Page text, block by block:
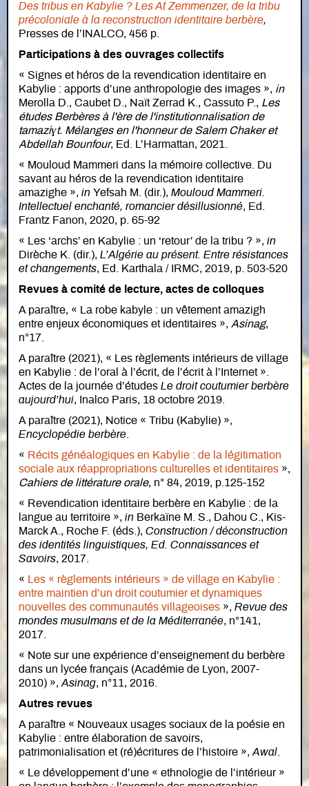
Des tribus en Kabylie ? Les At Zemmenzer, de la tribu
précoloniale à la reconstruction identitaire berbère,
Presses de l’INALCO, 456 p.
Participations à des ouvrages collectifs
« Signes et héros de la revendication identitaire en
Kabylie : apports d’une anthropologie des images », in
Merolla D., Caubet D., Naït Zerrad K., Cassuto P., Les
études Berbères à l'ère de l'institutionnalisation de
tamaziɣt. Mélanges en l'honneur de Salem Chaker et
Abdellah Bounfour, Ed. L’Harmattan, 2021.
« Mouloud Mammeri dans la mémoire collective. Du
savant au héros de la revendication identitaire
amazighe », in Yefsah M. (dir.), Mouloud Mammeri.
Intellectuel enchanté, romancier désillusionné, Ed.
Frantz Fanon, 2020, p. 65-92
« Les ‘archs’ en Kabylie : un ‘retour’ de la tribu ? », in
Dirèche K. (dir.), L’Algérie au présent. Entre résistances
et changements, Ed. Karthala / IRMC, 2019, p. 503-520
Revues à comité de lecture, actes de colloques
A paraître, « La robe kabyle : un vêtement amazigh
entre enjeux économiques et identitaires », Asinag,
n°17.
A paraître (2021), « Les règlements intérieurs de village
en Kabylie : de l’oral à l’écrit, de l’écrit à l’Internet ».
Actes de la journée d’études Le droit coutumier berbère
aujourd’hui, Inalco Paris, 18 octobre 2019.
A paraître (2021), Notice « Tribu (Kabylie) »,
Encyclopédie berbère
« Récits généalogiques en Kabylie : de la légitimation
sociale aux réappropriations culturelles et identitaires »,
Cahiers de littérature orale, n° 84, 2019, p.125-152
« Revendication identitaire berbère en Kabylie : de la
langue au territoire », in Berkaïne M. S., Dahou C., Kis-
Marck A., Roche F. (éds.), Construction / déconstruction
des identités linguistiques, Ed. Connaissances et
Savoirs, 2017.
«
Les « règlements intérieurs » de village en Kabylie :
entre maintien d’un droit coutumier et dynamiques
nouvelles des communautés villageoises », Revue des
mondes musulmans et de la Méditerranée, n°141,
2017.
« Note sur une expérience d’enseignement du berbère
dans un lycée français (Académie de Lyon, 2007-
2010) », Asinag, n°11, 2016.
Autres revues
A paraître « Nouveaux usages sociaux de la poésie en
Kabylie : entre élaboration de savoirs,
patrimonialisation et (ré)écritures de l’histoire », Awal
« Le développement d’une « ethnologie de l’intérieur »